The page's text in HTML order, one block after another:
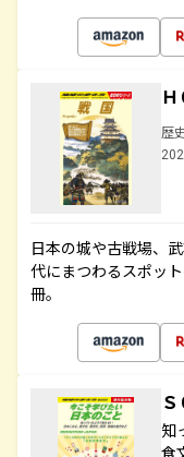
歴
日本の城や古戦場、
代にまつわるスポッ
冊。
知
食